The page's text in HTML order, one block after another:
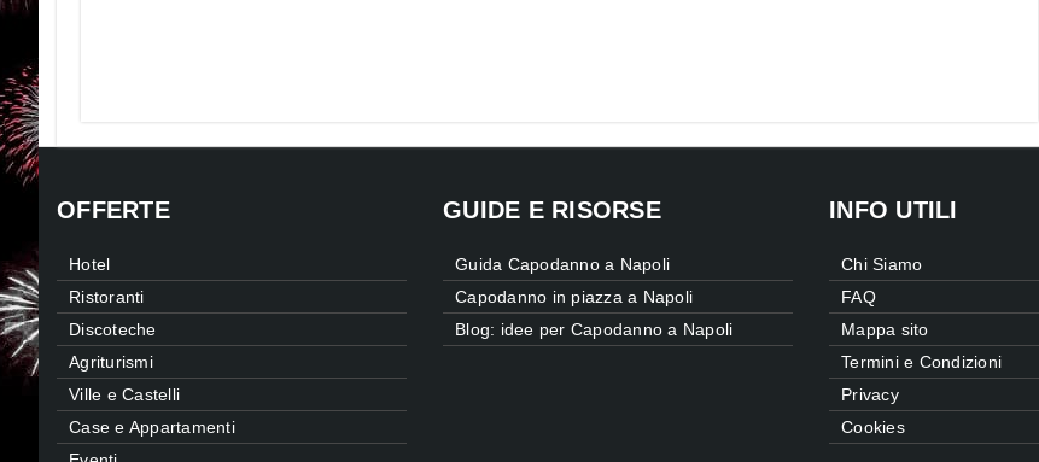
OFFERTE
Hotel
Ristoranti
Discoteche
Agriturismi
Ville e Castelli
Case e Appartamenti
GUIDE E RISORSE
Guida Capodanno a Napoli
Capodanno in piazza a Napoli
Blog: idee per Capodanno a Napoli
INFO UTILI
Chi Siamo
FAQ
Mappa sito
Termini e Condizioni
Privacy
Cookies